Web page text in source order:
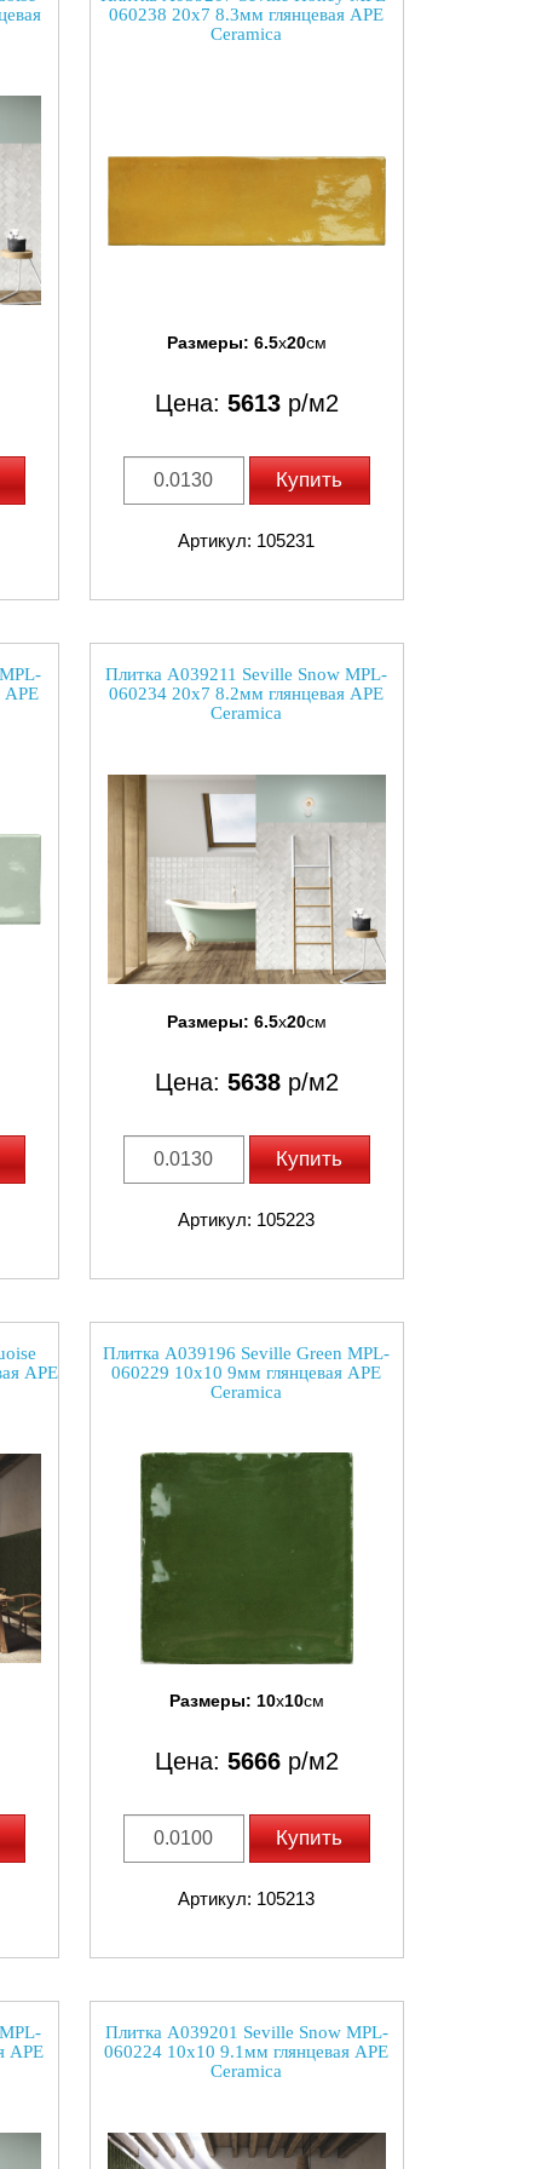
060238 20x7 8.3мм глянцевая APE
Ceramica
Размеры: 6.5x20см
Цена: 5613р/м2
Купить
Артикул: 105231
APE
Плитка A039211 Seville Snow MPL-
060234 20x7 8.2мм глянцевая APE
Ceramica
Размеры: 6.5x20см
Цена: 5638р/м2
Купить
Артикул: 105223
APE
Плитка A039196 Seville Green MPL-
060229 10x10 9мм глянцевая APE
Ceramica
Размеры: 10x10см
Цена: 5666р/м2
Купить
Артикул: 105213
APE
Плитка A039201 Seville Snow MPL-
060224 10x10 9.1мм глянцевая APE
Ceramica